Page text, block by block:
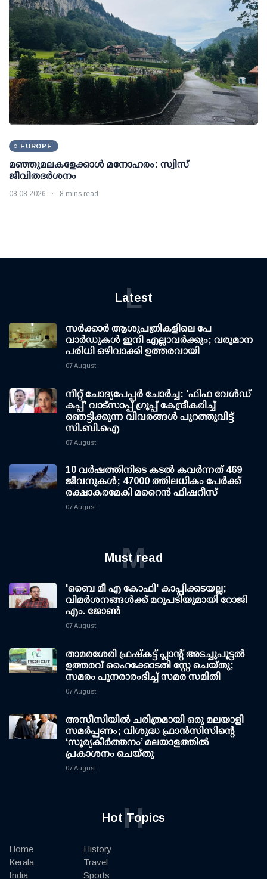
EUROPE
മഞ്ഞുമലകളേക്കാൾ മനോഹരം: സ്വിസ്
ജീവിതദർശനം
08 08 2026 8 mins read
Latest
L
സര്‍ക്കാര്‍ ആശുപത്രികളിലെ പേ
വാര്‍ഡുകള്‍ ഇനി എല്ലാവര്‍ക്കും; വരുമാന
പരിധി ഒഴിവാക്കി ഉത്തരവായി
07 August
നീറ്റ് ചോദ്യപേപ്പര്‍ ചോര്‍ച്ച: 'ഫിഫ വേള്‍ഡ്
കപ്പ്' വാട്സാപ്പ് ഗ്രൂപ്പ് കേന്ദ്രീകരിച്ച്
ഞെട്ടിക്കുന്ന വിവരങ്ങള്‍ പുറത്തുവിട്ട്
സി.ബി.ഐ
07 August
10 വര്‍ഷത്തിനിടെ കടല്‍ കവര്‍ന്നത് 469
ജീവനുകള്‍; 47000 ത്തിലധികം പേര്‍ക്ക്
രക്ഷാകരമേകി മറൈന്‍ ഫിഷറീസ്
07 August
Must read
M
'ബൈ മീ എ കോഫി' കാപ്പിക്കടയല്ല;
വിമര്‍ശനങ്ങള്‍ക്ക് മറുപടിയുമായി റോജി
എം. ജോണ്‍
07 August
താമരശേരി ഫ്രഷ്കട്ട് പ്ലാന്റ് അടച്ചുപൂട്ടൽ
ഉത്തരവ് ഹൈക്കോടതി സ്റ്റേ ചെയ്തു;
സമരം പുനരാരംഭിച്ച് സമര സമിതി
07 August
അസീസിയിൽ ചരിത്രമായി ഒരു മലയാളി
സമർപ്പണം; വിശുദ്ധ ഫ്രാൻസിസിന്റെ
‘സൂര്യകീർത്തനം’ മലയാളത്തിൽ
പ്രകാശനം ചെയ്തു
07 August
Hot Topics
H
Home
Kerala
India
History
Travel
Sports